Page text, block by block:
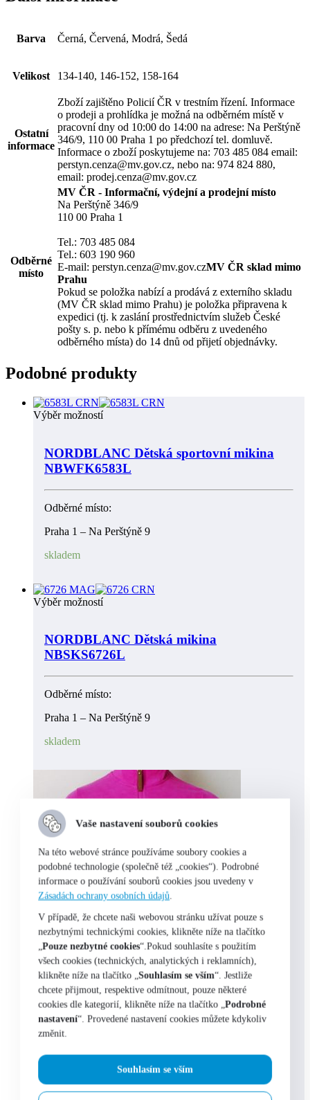
Barva Černá, Červená, Modrá, Šedá
Velikost 134-140, 146-152, 158-164
Ostatní
informace
Zboží zajištěno Policií ČR v trestním řízení. Informace
o prodeji a prohlídka je možná na odběrném místě v
pracovní dny od 10:00 do 14:00 na adrese: Na Perštýně
346/9, 110 00 Praha 1 po předchozí tel. domluvě.
Informace o zboží poskytujeme na: 703 485 084 email:
perstyn.cenza@mv.gov.cz, nebo na: 974 824 880,
email: prodej.cenza@mv.gov.cz
Odběrné
místo
MV ČR - Informační, výdejní a prodejní místo
Na Perštýně 346/9
110 00 Praha 1
Tel.: 703 485 084
Tel.: 603 190 960
E-mail: perstyn.cenza@mv.gov.czMV ČR sklad mimo
Prahu
Pokud se položka nabízí a prodává z externího skladu
(MV ČR sklad mimo Prahu) je položka připravena k
expedici (tj. k zaslání prostřednictvím služeb České
pošty s. p. nebo k přímému odběru z uvedeného
odběrného místa) do 14 dnů od přijetí objednávky.
Podobné produkty
Výběr možností
NORDBLANC Dětská sportovní mikina
NBWFK6583L
Odběrné místo:
Praha 1 – Na Perštýně 9
skladem
Výběr možností
NORDBLANC Dětská mikina
NBSKS6726L
Odběrné místo:
Praha 1 – Na Perštýně 9
skladem
Vaše nastavení souborů cookies
Na této webové stránce používáme soubory cookies a
podobné technologie (společně též „cookies“). Podrobné
informace o používání souborů cookies jsou uvedeny v
Zásadách ochrany osobních údajů.
V případě, že chcete naši webovou stránku užívat pouze s
nezbytnými technickými cookies, klikněte níže na tlačítko
„Pouze nezbytné cookies“.Pokud souhlasíte s použitím
všech cookies (technických, analytických i reklamních),
klikněte níže na tlačítko „Souhlasím se vším“. Jestliže
chcete přijmout, respektive odmítnout, pouze některé
cookies dle kategorií, klikněte níže na tlačítko „Podrobné
nastavení“. Provedené nastavení cookies můžete kdykoliv
změnit.
Souhlasím se vším